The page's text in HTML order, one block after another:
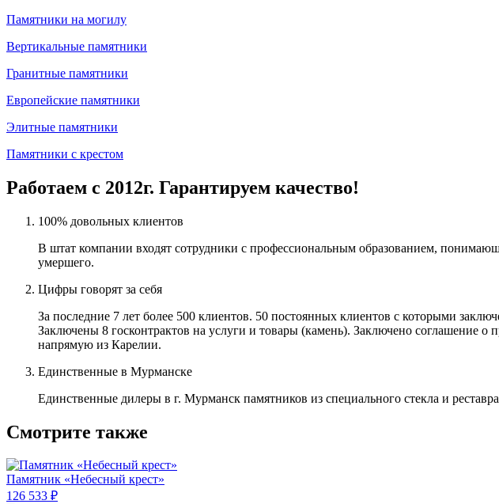
Памятники на могилу
Вертикальные памятники
Гранитные памятники
Европейские памятники
Элитные памятники
Памятники с крестом
Работаем с 2012г. Гарантируем качество!
100% довольных клиентов
В штат компании входят сотрудники с профессиональным образованием,
умершего.
Цифры говорят за себя
За последние 7 лет более 500 клиентов. 50 постоянных клиентов с которыми
Заключены 8 госконтрактов на услуги и товары (камень). Заключено соглашение о
напрямую из Карелии.
Единственные в Мурманске
Единственные дилеры в г. Мурманск памятников из специального стекла и
Смотрите также
Памятник «Небесный крест»
126 533 ₽